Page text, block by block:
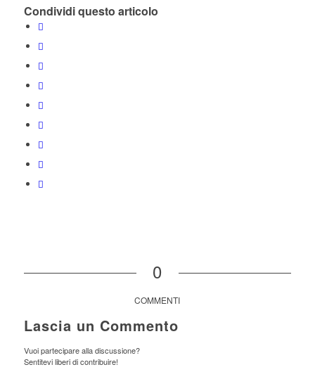
Condividi questo articolo
0
COMMENTI
Lascia un Commento
Vuoi partecipare alla discussione?
Sentitevi liberi di contribuire!